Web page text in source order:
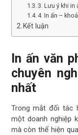
3. Lưu ý khi in
4. In ấn –
Kết luận
In ấn văn
chuyên
nhất
Trong mắt đối tác
một doanh nghiệp
mà còn thể hiện